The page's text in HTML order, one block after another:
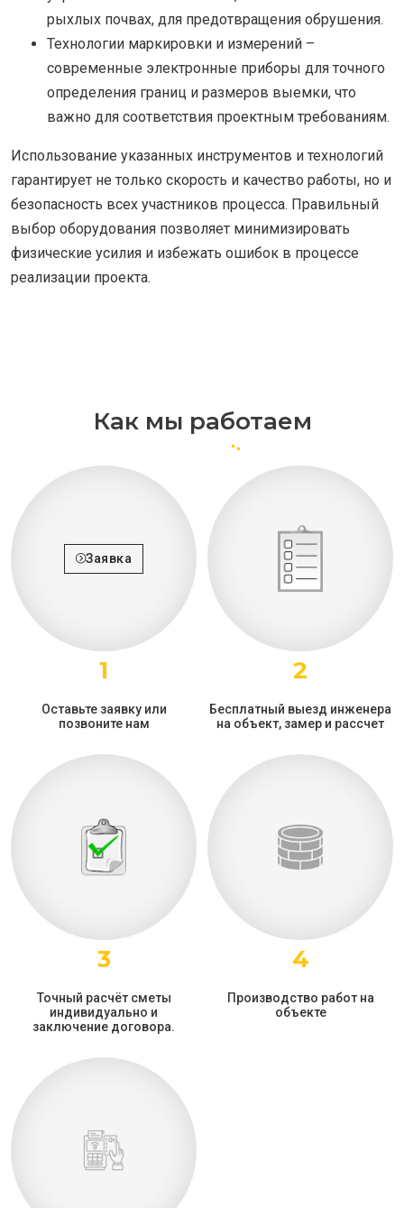
рыхлых почвах, для предотвращения обрушения.
Технологии маркировки и измерений –
современные электронные приборы для точного
определения границ и размеров выемки, что
важно для соответствия проектным требованиям.
Использование указанных инструментов и технологий
гарантирует не только скорость и качество работы, но и
безопасность всех участников процесса. Правильный
выбор оборудования позволяет минимизировать
физические усилия и избежать ошибок в процессе
реализации проекта.
Как мы работаем
Заявка
1
Оставьте заявку или
позвоните нам
2
Бесплатный выезд инженера
на объект, замер и рассчет
3
Точный расчёт сметы
индивидуально и
заключение договора.
4
Производство работ на
объекте